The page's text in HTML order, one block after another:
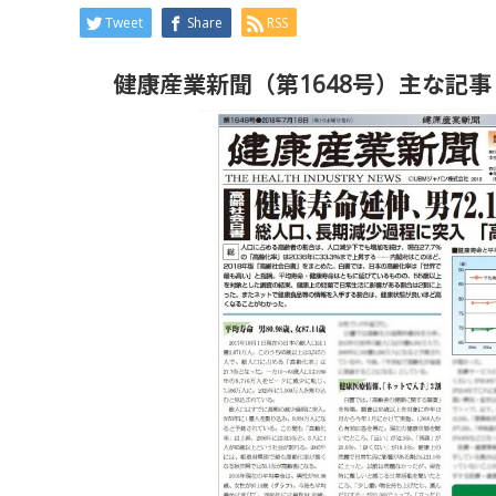
Tweet Share RSS
健康産業新聞（第1648号）主な記